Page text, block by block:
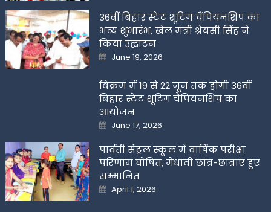
36वीं बिहार स्टेट शूटिंग चैंपियनशिप का
भव्य शुभारंभ, खेल मंत्री श्रेयसी सिंह ने
किया उद्घाटन
Posted
on
June 19, 2026
बिक्रम में 19 से 22 जून तक होगी 36वीं
बिहार स्टेट शूटिंग चैंपियनशिप का
आयोजन
Posted
on
June 17, 2026
पार्वती सेंट्रल स्कूल में वार्षिक परीक्षा
परिणाम घोषित, मेधावी छात्र-छात्राएं हुए
सम्मानित
Posted
on
April 1, 2026